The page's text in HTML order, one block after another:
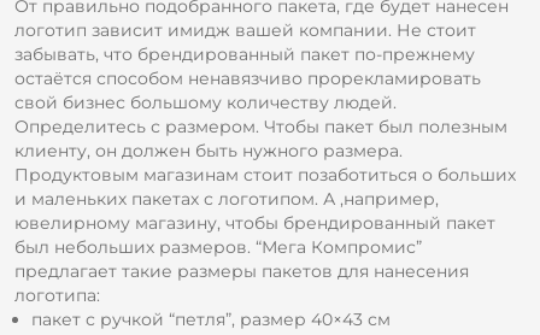
От правильно подобранного пакета, где будет нанесен
логотип зависит имидж вашей компании. Не стоит
забывать, что брендированный пакет по-прежнему
остаётся способом ненавязчиво прорекламировать
свой бизнес большому количеству людей.
Определитесь с размером. Чтобы пакет был полезным
клиенту, он должен быть нужного размера.
Продуктовым магазинам стоит позаботиться о больших
и маленьких пакетах с логотипом. А ,например,
ювелирному магазину, чтобы брендированный пакет
был небольших размеров. “Мега Компромис”
предлагает такие размеры пакетов для нанесения
логотипа:
пакет с ручкой “петля”, размер 40×43 см